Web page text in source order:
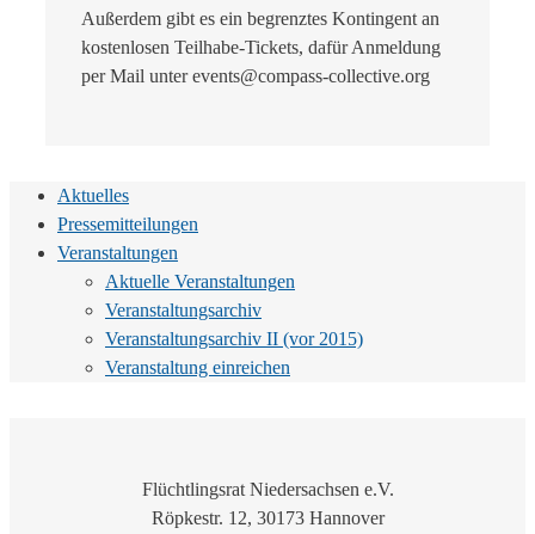
Außerdem gibt es ein begrenztes Kontingent an
kostenlosen Teilhabe-Tickets, dafür Anmeldung
per Mail unter events@compass-collective.org
Aktuelles
Pressemitteilungen
Veranstaltungen
Aktuelle Veranstaltungen
Veranstaltungsarchiv
Veranstaltungsarchiv II (vor 2015)
Veranstaltung einreichen
Flüchtlingsrat Niedersachsen e.V.
Röpkestr. 12, 30173 Hannover